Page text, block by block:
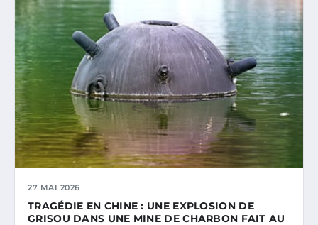
27 MAI 2026
TRAGÉDIE EN CHINE : UNE EXPLOSION DE
GRISOU DANS UNE MINE DE CHARBON FAIT AU